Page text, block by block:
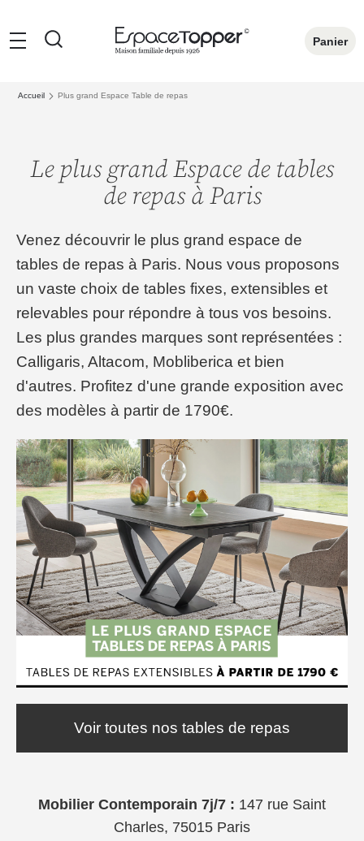
Panier
Rechercher
Accueil Plus grand Espace Table de repas
Le plus grand Espace de tables
de repas à Paris
Venez découvrir le plus grand espace de
tables de repas à Paris. Nous vous proposons
un vaste choix de tables fixes, extensibles et
relevables pour répondre à tous vos besoins.
Les plus grandes marques sont représentées :
Calligaris, Altacom, Mobliberica et bien
d'autres. Profitez d'une grande exposition avec
des modèles à partir de 1790€.
Voir toutes nos tables de repas
Mobilier Contemporain 7j/7 : 147 rue Saint
Charles, 75015 Paris